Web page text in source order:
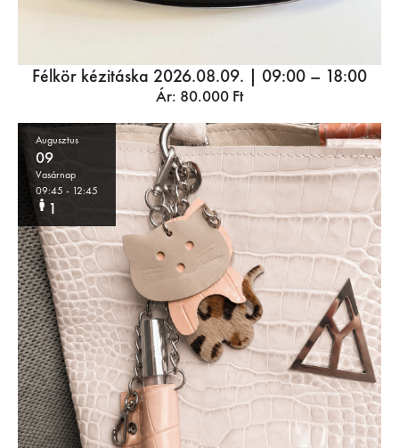
Félkör kézitáska 2026.08.09. | 09:00 – 18:00
Ár: 80.000 Ft
Augusztus
09
Vasárnap
09:45 - 12:45
1